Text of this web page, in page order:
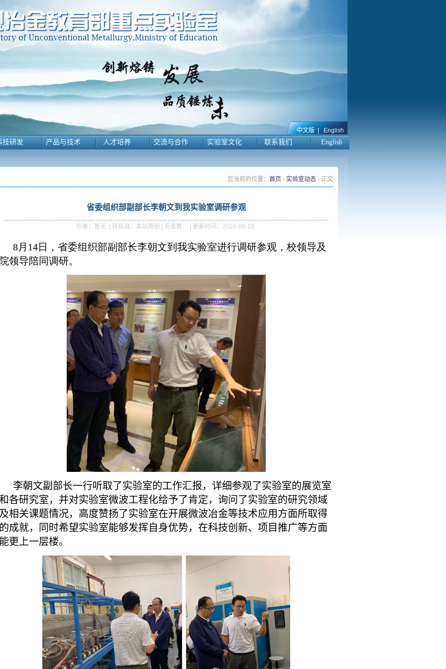
中文版| English
技研发 产品与技术 人才培养 交流与合作 实验室文化 联系我们 English
您当前的位置： 首页 › 实验室动态 › 正文
省委组织部副部长李朝文到我实验室调研参观
作者：暂无 | 转贴自：本站原创 | 点击数： | 更新时间：2020-08-15
8月 14日
，省委组织部副部长李朝文到我实验室进行调研参观，校领导及
领导陪同调研。
李朝文副部长一行听取了实验室的工作汇报，详细参观了实验室的展览室
各研究室，并对实验室微波工程化给予了肯定，询问了实验室的研究领域
相关课题情况，高度赞扬了实验室在开展微波冶金等技术应用方面所取得
成就，
同时希望实验室能够发挥自身优势，在科技创新、项目推广等方面
更上一层楼。